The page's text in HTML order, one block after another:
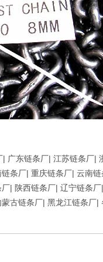
| 广东链条厂| 江苏链条厂|
链条厂| 重庆链条厂| 云南链
厂| 陕西链条厂| 辽宁链条厂|
蒙古链条厂| 黑龙江链条厂|